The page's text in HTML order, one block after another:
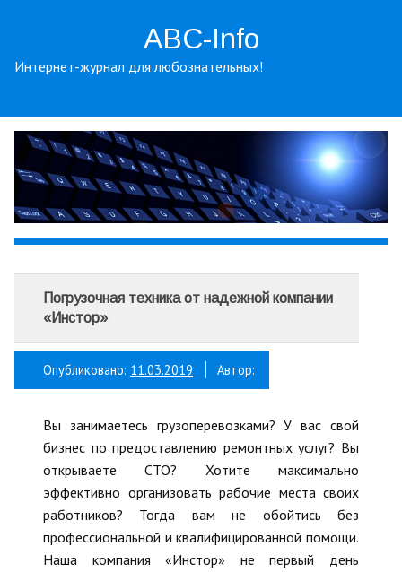
ABC-Info
Интернет-журнал для любознательных!
Погрузочная техника от надежной компании
«Инстор»
Опубликовано: 11.03.2019 Автор:
Вы занимаетесь грузоперевозками? У вас свой
бизнес по предоставлению ремонтных услуг? Вы
открываете СТО? Хотите максимально
эффективно организовать рабочие места своих
работников? Тогда вам не обойтись без
профессиональной и квалифицированной помощи.
Наша компания «Инстор» не первый день